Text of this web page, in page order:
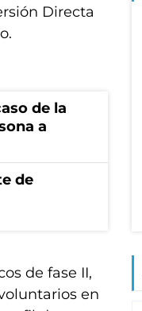
Directa
de la
a
de
de fase II,
en